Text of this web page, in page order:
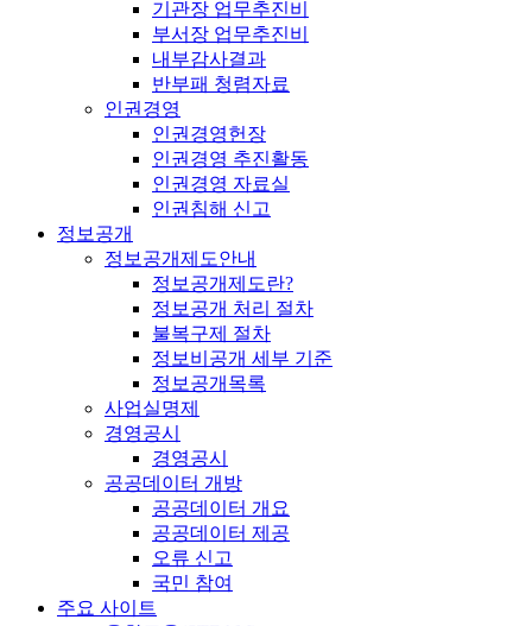
기관장 업무추진비
부서장 업무추진비
내부감사결과
반부패 청렴자료
인권경영
인권경영헌장
인권경영 추진활동
인권경영 자료실
인권침해 신고
정보공개
정보공개제도안내
정보공개제도란?
정보공개 처리 절차
불복구제 절차
정보비공개 세부 기준
정보공개목록
사업실명제
경영공시
경영공시
공공데이터 개방
공공데이터 개요
공공데이터 제공
오류 신고
국민 참여
주요 사이트